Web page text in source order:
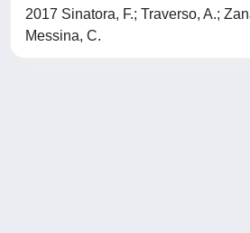
2017 Sinatora, F.; Traverso, A.;
Messina, C.